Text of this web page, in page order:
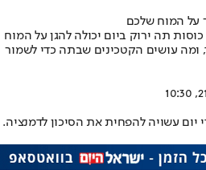
על המוח שלכם
תה ירוק ביום יכולה להגן על המוח
ומה עושים הקטכינים שבתה כדי לשמור
עשויה להפחית את הסיכון לדמנציה.